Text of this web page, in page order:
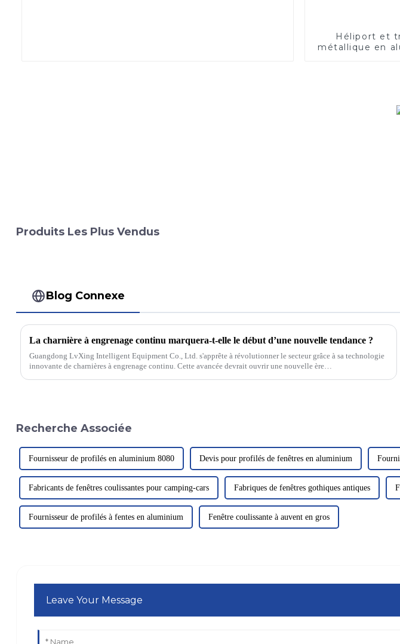
Héliport et
métallique en
Produits Les Plus Vendus
Blog Connexe
La charnière à engrenage continu marquera-t-elle le début d’une nouvelle tendance ?
Guangdong LvXing Intelligent Equipment Co., Ltd. s'apprête à révolutionner le secteur grâce à sa technologie
innovante de charnières à engrenage continu. Cette avancée devrait ouvrir une nouvelle ère…
Recherche Associée
Fournisseur de profilés en aluminium 8080 Devis pour profilés de fenêtres en aluminium
Fabricants de fenêtres coulissantes pour camping-cars Fabriques de fenêtres gothiques antiques
Fournisseur de profilés à fentes en aluminium Fenêtre coulissante à auvent en gros
Leave Your Message